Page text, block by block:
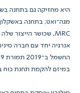
אנרגיה יחד עם חברה
במיזם להקמת תחנת כוח